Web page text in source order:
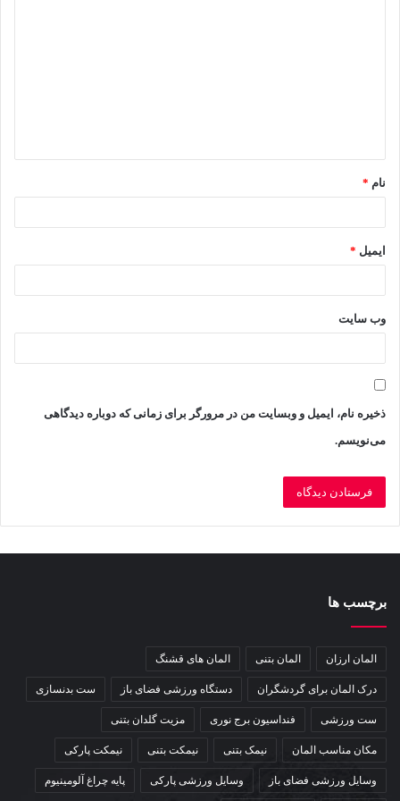
کیوسک‌های تلفن انگلیسی که یکی از
معمولاً از چوب یا فولاد ST37 ساخته می‌شوند. انتخاب جنس بستگی
به محل استفاده و شرایط محیطی دارد. بطور کلی کیوسک های
چوبی برای فضاهای داخلی مانند کافه‌ها یا آتلیه‌های عکاسی مناسب
هستند و انواع تماما فلزی به دلیل مقاومت بالا در برابر زنگ‌زدگی،
برای فضاهای خارجی مانند باغ‌ها یا حیاط‌ها ایده‌آل است.
*
نام *
ایمیل *
وب‌ سایت
ذخیره نام، ایمیل و وبسایت من در مرورگر برای زمانی که دوباره دیدگاهی
می‌نویسم.
برچسب ها
المان ارزان المان بتنی المان های قشنگ
درک المان برای گردشگران دستگاه ورزشی فضای باز ست بدنسازی
ست ورزشی فنداسیون برج نوری مزیت گلدان بتنی
مکان مناسب المان نیمک بتنی نیمکت بتنی نیمکت پارکی
وسایل ورزشی فضای باز وسایل ورزشی پارکی پایه چراغ آلومینیوم